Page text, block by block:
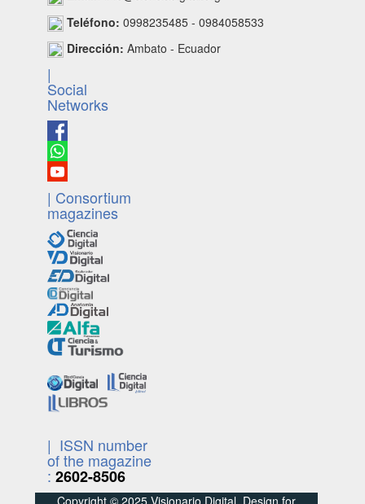
Teléfono: 0998235485 - 0984058533
Dirección: Ambato - Ecuador
|
Social
Networks
| Consortium
magazines
| ISSN number
of the magazine
: 2602-8506